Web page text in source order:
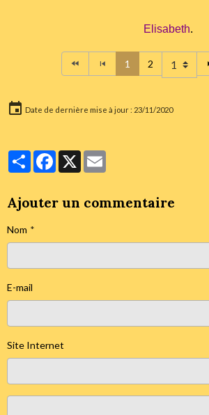
Elisabeth.
1 2
Date de dernière mise à jour : 23/11/2020
PartagerFacebook
X
Ajouter un commentaire
Nom
E-mail
Site Internet